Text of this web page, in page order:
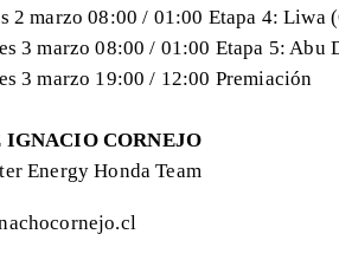
2 marzo 08:00 / 01:00 Etapa 4: Liwa
3 marzo 08:00 / 01:00 Etapa 5: Abu
3 marzo 19:00 / 12:00 Premiación
IGNACIO CORNEJO
Energy Honda Team